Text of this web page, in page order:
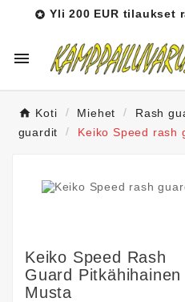
 Yli 200 EUR tilaukset

Koti Miehet Rash
guardit
Keiko Speed rash
Keiko Speed Rash
Guard Pitkähihainen
Musta